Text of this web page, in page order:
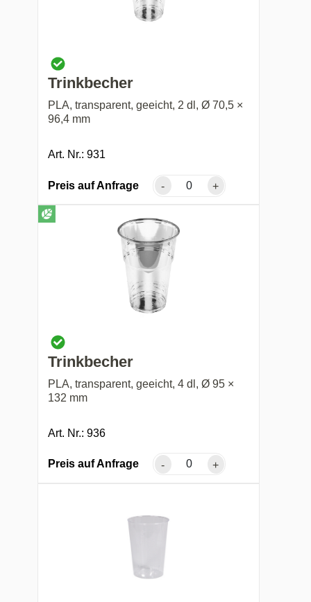
Trinkbecher
PLA, transparent, geeicht, 2 dl, Ø 70,5 ×
96,4 mm
Art. Nr.: 931
Preis auf Anfrage - +
Trinkbecher
PLA, transparent, geeicht, 4 dl, Ø 95 ×
132 mm
Art. Nr.: 936
Preis auf Anfrage - +